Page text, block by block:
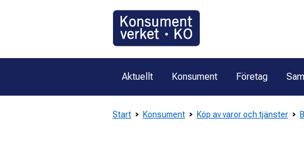
Aktuellt Konsument Företag
Start Konsument Köp av varor och tjänster